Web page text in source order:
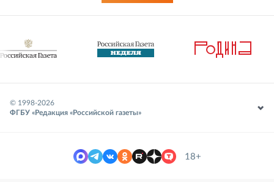
© 1998-2026
ФГБУ «Редакция «Российской газеты»
18+